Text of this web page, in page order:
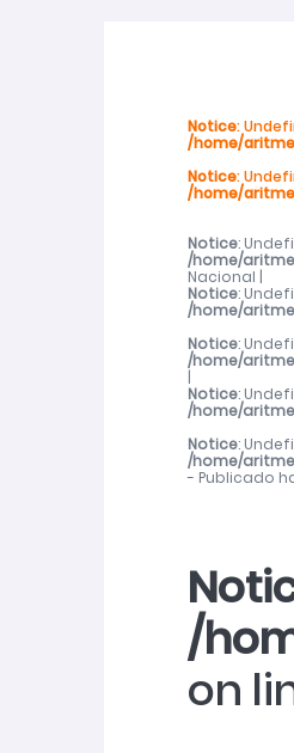
Notice:
/home/
Notice:
/home/
Notice:
/home/
Nacional |
Notice:
/home/
Notice:
/home/
|
Notice:
/home/
Notice:
/home/
- Publicado
/
on